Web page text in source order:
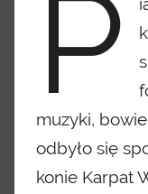
P
muzyki,
odbyło się
konie Karpat